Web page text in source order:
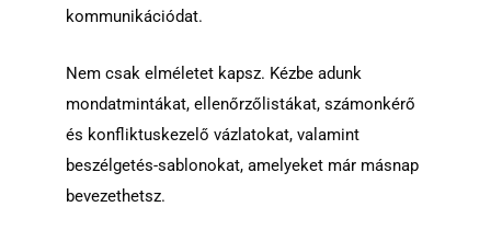
kommunikációdat.
Nem csak elméletet kapsz. Kézbe adunk
mondatmintákat, ellenőrzőlistákat, számonkérő
és konfliktuskezelő vázlatokat, valamint
beszélgetés-sablonokat, amelyeket már másnap
bevezethetsz.